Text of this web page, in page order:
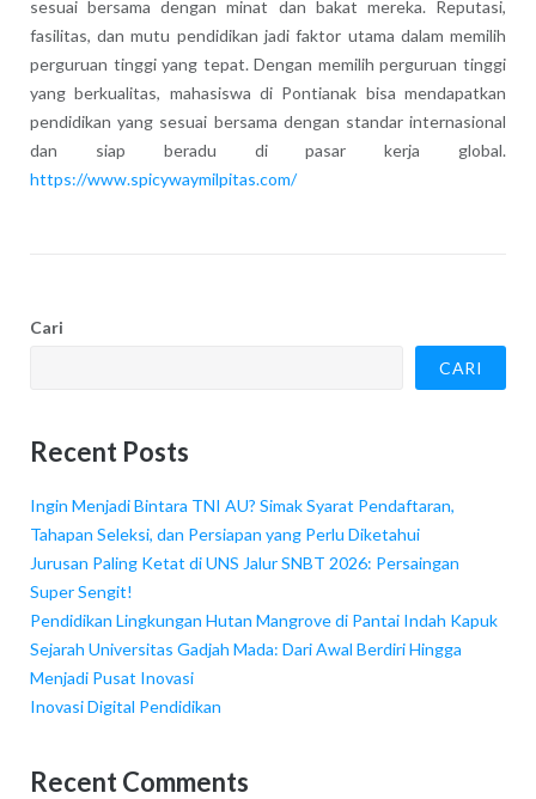
sesuai bersama dengan minat dan bakat mereka. Reputasi,
fasilitas, dan mutu pendidikan jadi faktor utama dalam memilih
perguruan tinggi yang tepat. Dengan memilih perguruan tinggi
yang berkualitas, mahasiswa di Pontianak bisa mendapatkan
pendidikan yang sesuai bersama dengan standar internasional
dan siap beradu di pasar kerja global.
https://www.spicywaymilpitas.com/
Cari
CARI
Recent Posts
Ingin Menjadi Bintara TNI AU? Simak Syarat Pendaftaran,
Tahapan Seleksi, dan Persiapan yang Perlu Diketahui
Jurusan Paling Ketat di UNS Jalur SNBT 2026: Persaingan
Super Sengit!
Pendidikan Lingkungan Hutan Mangrove di Pantai Indah Kapuk
Sejarah Universitas Gadjah Mada: Dari Awal Berdiri Hingga
Menjadi Pusat Inovasi
Inovasi Digital Pendidikan
Recent Comments